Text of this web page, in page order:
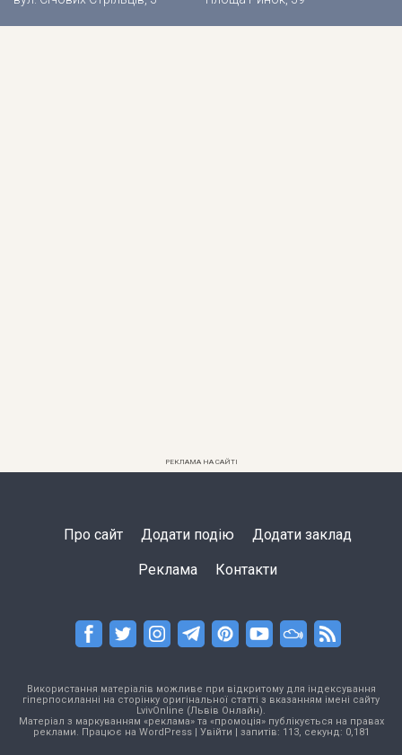
РЕКЛАМА НА САЙТІ
Про сайт Додати подію Додати заклад
Реклама Контакти
Використання матеріалів можливе при відкритому для індексування
гіперпосиланні на сторінку оригінальної статті з вказанням імені сайту
LvivOnline (Львів Онлайн).
Матеріал з маркуванням «реклама» та «промоція» публікується на правах
реклами. Працює на WordPress| Увійти | запитів: 113, секунд: 0,181